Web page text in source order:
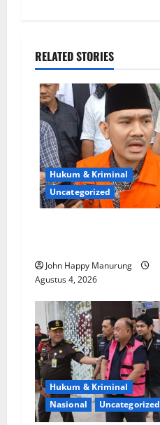
RELATED STORIES
Hukum & Kriminal
Uncategorized
John Happy Manurung
Agustus 4, 2026
Hukum & Kriminal
Nasional
Uncategorized